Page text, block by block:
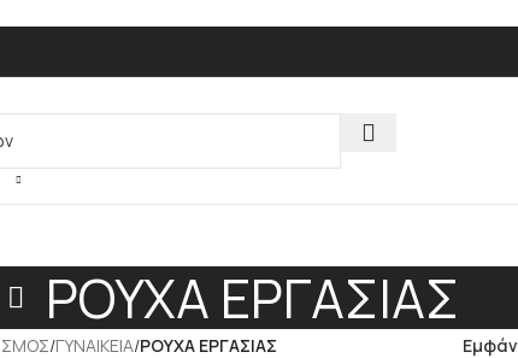
ΡΟΥΧΑ ΕΡΓΑΣΙΑΣ
/ΓΥΝΑΙΚΕΙΑ/ΡΟΥΧΑ ΕΡΓΑΣΙΑΣ